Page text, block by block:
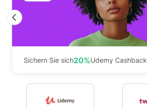
Sichern Sie sich20%Udemy Cashback
Previous